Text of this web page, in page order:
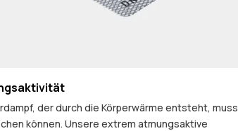
der durch die Körperwärme entsteht, muss
können. Unsere extrem atmungsaktive